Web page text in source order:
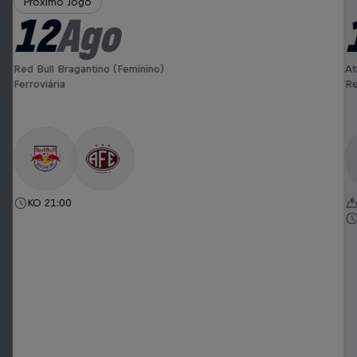
12Ago
Red Bull Bragantino (Feminino)
Ferroviária
KO 21:00